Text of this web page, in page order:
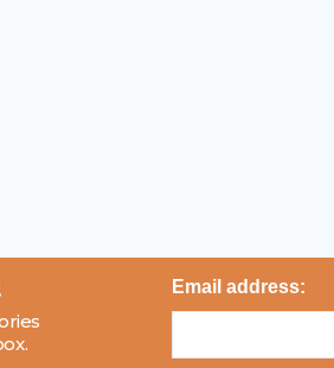
Email address: